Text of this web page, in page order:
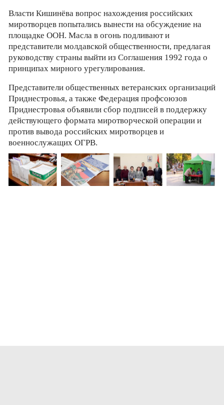
Власти Кишинёва вопрос нахождения российских
миротворцев попытались вынести на обсуждение на
площадке ООН. Масла в огонь подливают и
представители молдавской общественности, предлагая
руководству страны выйти из Соглашения 1992 года о
принципах мирного урегулирования.
Представители общественных ветеранских организаций
Приднестровья, а также Федерация профсоюзов
Приднестровья объявили сбор подписей в поддержку
действующего формата миротворческой операции и
против вывода российских миротворцев и
военнослужащих ОГРВ.